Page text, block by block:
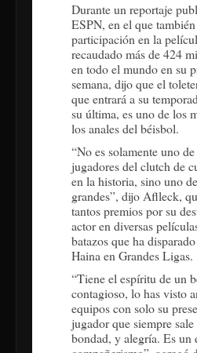
Durante un reportaje
ESPN, en el que
participación en la
recaudado más de 424
en todo el mundo en su
semana, dijo que el
que entrará a su
su última, es uno de los
los anales del béisbol.
“No es solamente uno
jugadores del clutch de
en la historia, sino uno
grandes”, dijo Aflleck,
tantos premios por su
actor en diversas
batazos que ha
Haina en Grandes Ligas.
“Tiene el espíritu de un
contagioso, lo has visto
equipos con solo su
jugador que siempre
bondad, y alegría. Es un